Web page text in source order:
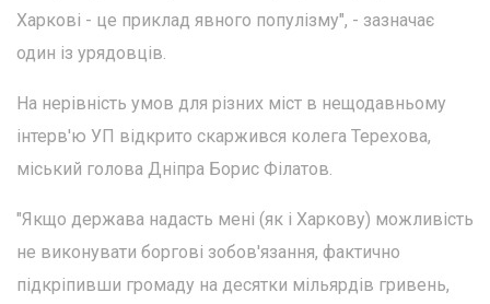
Харкові - це приклад явного популізму", - зазначає
один із урядовців.
На нерівність умов для різних міст в нещодавньому
інтерв'ю УП відкрито скаржився колега Терехова,
міський голова Дніпра Борис Філатов.
"Якщо держава надасть мені (як і Харкову) можливість
не виконувати боргові зобов'язання, фактично
підкріпивши громаду на десятки мільярдів гривень,